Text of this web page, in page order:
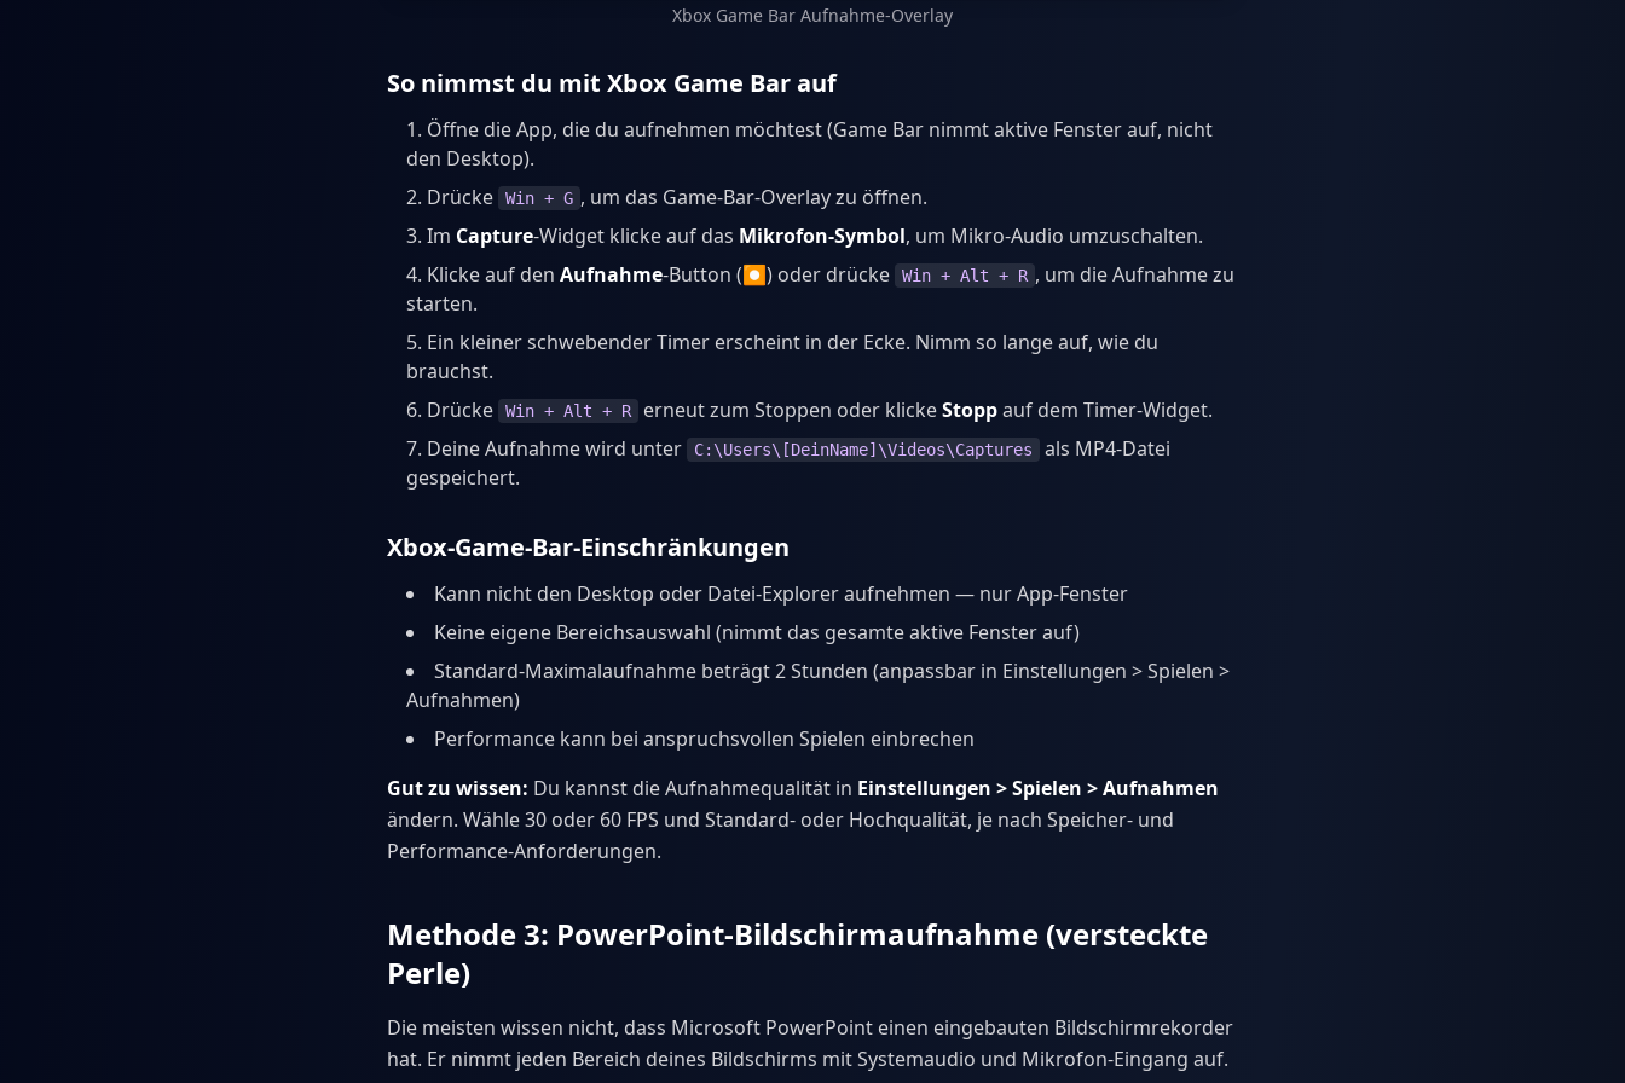
Xbox Game Bar Aufnahme-Overlay
So nimmst du mit Xbox Game Bar auf
Öffne die App, die du aufnehmen möchtest (Game Bar nimmt aktive Fenster auf, nicht
den Desktop).
Drücke
Win + G , um das Game-Bar-Overlay zu öffnen.
Im Capture-Widget klicke auf das Mikrofon-Symbol, um Mikro-Audio umzuschalten.
Klicke auf den Aufnahme-Button (⏺️) oder drücke Win + Alt + R , um die Aufnahme zu
starten.
Ein kleiner schwebender Timer erscheint in der Ecke. Nimm so lange auf, wie du
brauchst.
Drücke
Win + Alt + R erneut zum Stoppen oder klickeStoppauf dem Timer-Widget.
Deine Aufnahme wird unter
C:\Users\[DeinName]\Videos\Captures
als MP4-Datei
gespeichert.
Xbox-Game-Bar-Einschränkungen
Kann nicht den Desktop oder Datei-Explorer aufnehmen — nur App-Fenster
Keine eigene Bereichsauswahl (nimmt das gesamte aktive Fenster auf)
Standard-Maximalaufnahme beträgt 2 Stunden (anpassbar in Einstellungen > Spielen >
Aufnahmen)
Performance kann bei anspruchsvollen Spielen einbrechen
Gut zu wissen: Du kannst die Aufnahmequalität in Einstellungen > Spielen > Aufnahmen
ändern. Wähle 30 oder 60 FPS und Standard- oder Hochqualität, je nach Speicher- und
Performance-Anforderungen.
Methode 3: PowerPoint-Bildschirmaufnahme (versteckte
Perle)
Die meisten wissen nicht, dass Microsoft PowerPoint einen eingebauten Bildschirmrekorder
hat. Er nimmt jeden Bereich deines Bildschirms mit Systemaudio und Mikrofon-Eingang auf.